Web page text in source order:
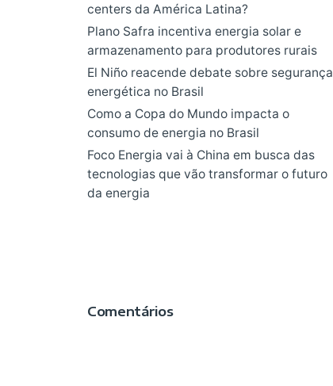
centers da América Latina?
Plano Safra incentiva energia solar e
armazenamento para produtores rurais
El Niño reacende debate sobre segurança
energética no Brasil
Como a Copa do Mundo impacta o
consumo de energia no Brasil
Foco Energia vai à China em busca das
tecnologias que vão transformar o futuro
da energia
Comentários